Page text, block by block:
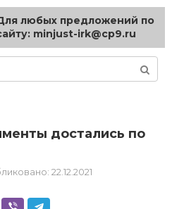
про автомобили
достались по
22.12.2021
любых предложений по
minjust-irk@cp9.ru